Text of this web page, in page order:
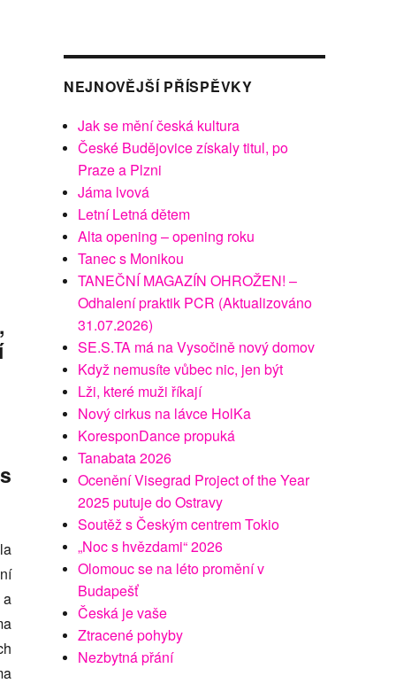
NEJNOVĚJŠÍ PŘÍSPĚVKY
Jak se mění česká kultura
České Budějovice získaly titul, po
Praze a Plzni
Jáma lvová
Letní Letná dětem
Alta opening – opening roku
Tanec s Monikou
TANEČNÍ MAGAZÍN OHROŽEN! –
Odhalení praktik PCR (Aktualizováno
31.07.2026)
SE.S.TA má na Vysočině nový domov
Když nemusíte vůbec nic, jen být
Lži, které muži říkají
Nový cirkus na lávce HolKa
KoresponDance propuká
Tanabata 2026
Ocenění Visegrad Project of the Year
2025 putuje do Ostravy
Soutěž s Českým centrem Tokio
„Noc s hvězdami“ 2026
Olomouc se na léto promění v
Budapešť
Česká je vaše
Ztracené pohyby
Nezbytná přání